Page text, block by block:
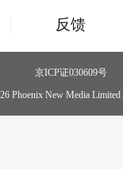
反馈
京ICP证030609号
Phoenix New Media Limited